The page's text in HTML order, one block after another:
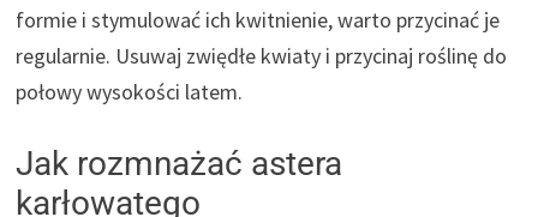
formie i stymulować ich kwitnienie, warto przycinać je
regularnie. Usuwaj zwiędłe kwiaty i przycinaj roślinę do
połowy wysokości latem.
Jak rozmnażać astera
karłowatego